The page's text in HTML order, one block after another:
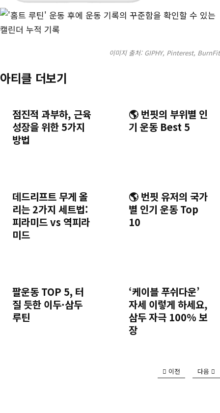
이미지 출처: GIPHY, Pinterest, BurnFit
아티클 더보기
점진적 과부하, 근육
성장을 위한 5가지
방법
🌎 번핏의 부위별 인
기 운동 Best 5
데드리프트 무게 올
리는 2가지 세트법:
피라미드 vs 역피라
미드
🌎 번핏 유저의 국가
별 인기 운동 Top
10
팔운동 TOP 5, 터
질 듯한 이두·삼두
루틴
‘케이블 푸쉬다운’
자세 이렇게 하세요,
삼두 자극 100% 보
장
이전 다음